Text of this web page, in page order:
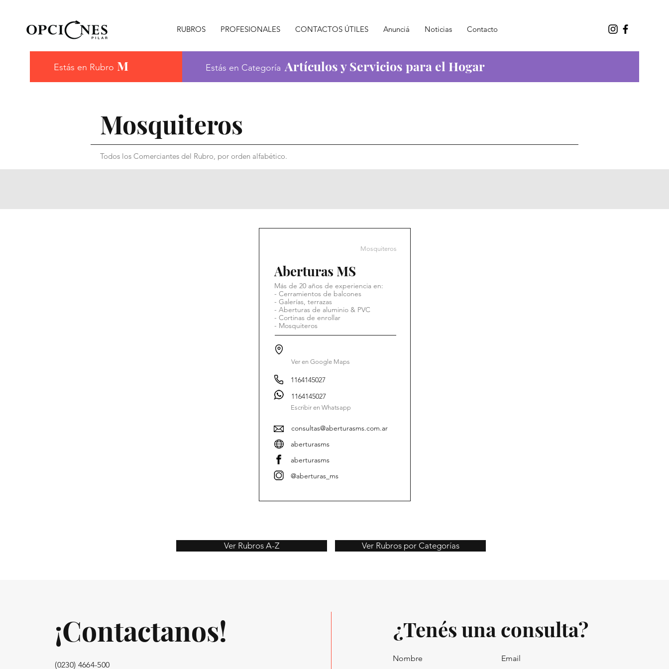
RUBROS PROFESIONALES CONTACTOS ÚTILES Anunciá Noticias Contacto
Estás en Rubro M Estás en Categoría Artículos y Servicios para el Hogar
Mosquiteros
Todos los Comerciantes del Rubro, por orden alfabético.
Mosquiteros
Aberturas MS
Más de 20 años de experiencia en:
- Cerramientos de balcones
- Galerías, terrazas
- Aberturas de aluminio & PVC
- Cortinas de enrollar
- Mosquiteros
Ver en Google Maps
1164145027
1164145027
Escribir en Whatsapp
consultas@aberturasms.com.ar
aberturasms
aberturasms
@aberturas_ms
Ver Rubros A-Z Ver Rubros por Categorías
¡Contactanos!
(0230) 4664-500
¿Tenés una consulta?
Nombre Email